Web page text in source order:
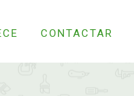
CONTACTAR